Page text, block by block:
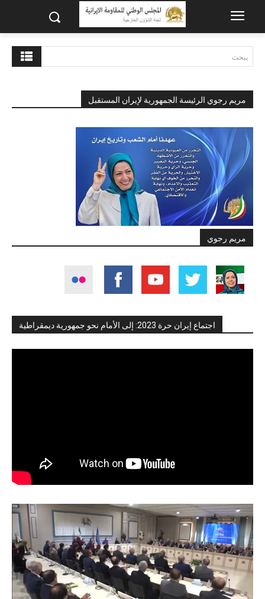
يبحث
مريم رجوي الرئيسة الجمهورية لإيران المستقبل
مريم رجوي
اجتماع إيران حرة 2023: إلى الأمام نحو جمهورية ديمقراطية